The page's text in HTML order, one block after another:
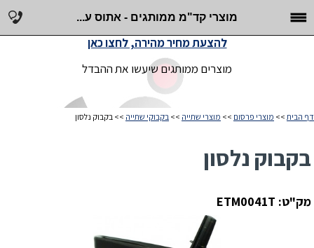
מוצרי קד"מ ממותגים - אתוס ע...
מוצרים ממותגים שיעשו את ההבדל
להצעת מחיר מהירה, לחצו כאן
דף הבית >> מוצרי פרסום >> מוצרי שתייה >> בקבוקי שתייה >> בקבוק נלסון
בקבוק נלסון
מק"ט: ETM0041T